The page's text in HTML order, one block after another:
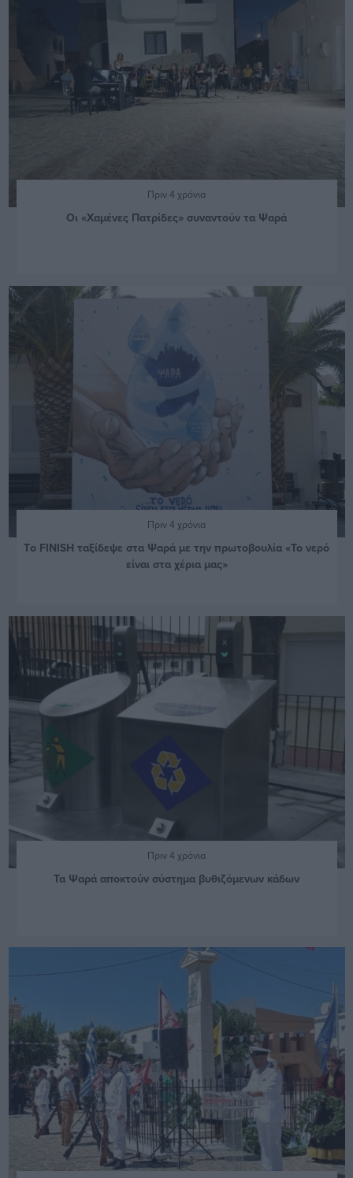
Πριν 4 χρόνια
Οι «Χαμένες Πατρίδες» συναντούν τα Ψαρά
Πριν 4 χρόνια
Tο FINISH ταξίδεψε στα Ψαρά με την πρωτοβουλία «Το νερό
είναι στα χέρια μας»
Πριν 4 χρόνια
Τα Ψαρά αποκτούν σύστημα βυθιζόμενων κάδων